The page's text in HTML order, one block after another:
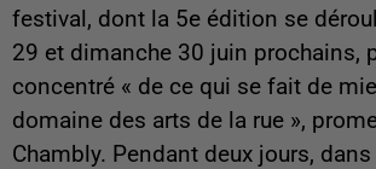
festival, dont la 5e édition se
29 et dimanche 30 juin prochains,
concentré « de ce qui se fait de
domaine des arts de la rue »,
Chambly. Pendant deux jours,